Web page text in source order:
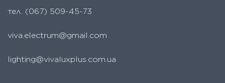
тел. (067) 509-45-73
viva.electrum@gmail.com
lighting@vivaluxplus.com.ua